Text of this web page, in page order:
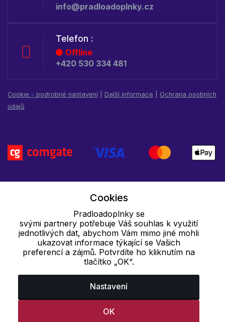
info@pradloadoplnky.cz
Telefon :
Offline
+420 530 334 481
Cookie - podrobné nastavení Další informace
Ochrana osobních
údajů
Cookies
Pradloadoplnky se
svými partnery potřebuje Váš souhlas k využití
jednotlivých dat, abychom Vám mimo jiné mohli
ukazovat informace týkající se Vašich
preferencí a zájmů. Potvrdíte ho kliknutím na
tlačítko „OK“.
Nastavení
OK